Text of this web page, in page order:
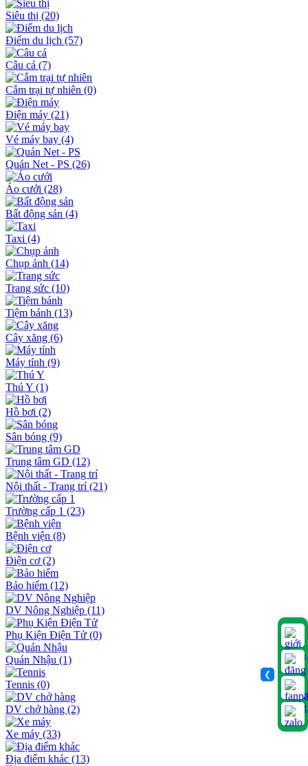
❮
Siêu thị (20)
Điểm du lịch (57)
Câu cá (7)
Cắm trại tự nhiên (0)
Điện máy (21)
Vé máy bay (4)
Quán Net - PS (26)
Áo cưới (28)
Bất động sản (4)
Taxi (4)
Chụp ảnh (14)
Trang sức (10)
Tiệm bánh (13)
Cây xăng (6)
Máy tính (9)
Thú Y (1)
Hồ bơi (2)
Sân bóng (9)
Trung tâm GD (12)
Nội thất - Trang trí(21)
Trường cấp 1 (23)
Bệnh viện (8)
Điện cơ(2)
Bảo hiểm (12)
DV Nông Nghiệp (11)
Phụ Kiện Điện Tử (0)
Quán Nhậu (1)
Tennis (0)
DV chở hàng (2)
Xe máy (33)
Địa điểm khác (13)